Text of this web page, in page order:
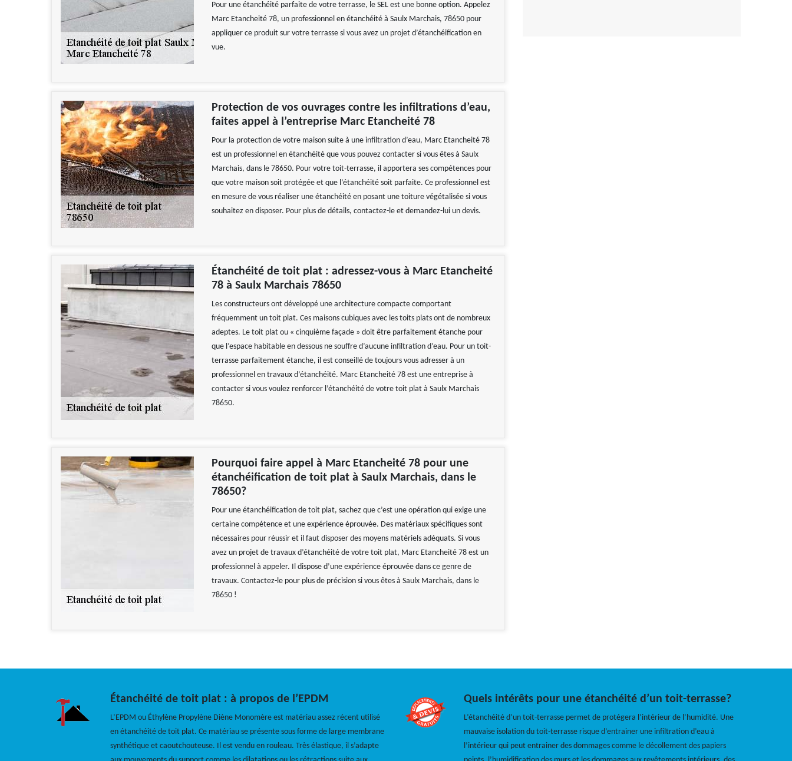
Pour une étanchéité parfaite de votre terrasse, le SEL est une bonne option. Appelez
Marc Etancheité 78, un professionnel en étanchéité à Saulx Marchais, 78650 pour
appliquer ce produit sur votre terrasse si vous avez un projet d’étanchéification en
vue.
Protection de vos ouvrages contre les infiltrations d’eau,
faites appel à l’entreprise Marc Etancheité 78
Pour la protection de votre maison suite à une infiltration d’eau, Marc Etancheité 78
est un professionnel en étanchéité que vous pouvez contacter si vous êtes à Saulx
Marchais, dans le 78650. Pour votre toit-terrasse, il apportera ses compétences pour
que votre maison soit protégée et que l’étanchéité soit parfaite. Ce professionnel est
en mesure de vous réaliser une étanchéité en posant une toiture végétalisée si vous
souhaitez en disposer. Pour plus de détails, contactez-le et demandez-lui un devis.
Étanchéité de toit plat : adressez-vous à Marc Etancheité
78 à Saulx Marchais 78650
Les constructeurs ont développé une architecture compacte comportant
fréquemment un toit plat. Ces maisons cubiques avec les toits plats ont de nombreux
adeptes. Le toit plat ou « cinquième façade » doit être parfaitement étanche pour
que l’espace habitable en dessous ne souffre d’aucune infiltration d’eau. Pour un toit-
terrasse parfaitement étanche, il est conseillé de toujours vous adresser à un
professionnel en travaux d’étanchéité. Marc Etancheité 78 est une entreprise à
contacter si vous voulez renforcer l’étanchéité de votre toit plat à Saulx Marchais
78650.
Pourquoi faire appel à Marc Etancheité 78 pour une
étanchéification de toit plat à Saulx Marchais, dans le
78650?
Pour une étanchéification de toit plat, sachez que c’est une opération qui exige une
certaine compétence et une expérience éprouvée. Des matériaux spécifiques sont
nécessaires pour réussir et il faut disposer des moyens matériels adéquats. Si vous
avez un projet de travaux d’étanchéité de votre toit plat, Marc Etancheité 78 est un
professionnel à appeler. Il dispose d’une expérience éprouvée dans ce genre de
travaux. Contactez-le pour plus de précision si vous êtes à Saulx Marchais, dans le
78650 !
Étanchéité de toit plat : à propos de l’EPDM
L’EPDM ou Éthylène Propylène Diène Monomère est matériau assez récent utilisé
en étanchéité de toit plat. Ce matériau se présente sous forme de large membrane
synthétique et caoutchouteuse. Il est vendu en rouleau. Très élastique, il s’adapte
Quels intérêts pour une étanchéité d’un toit-terrasse?
L’étanchéité d’un toit-terrasse permet de protégera l’intérieur de l’humidité. Une
mauvaise isolation du toit-terrasse risque d’entrainer une infiltration d’eau à
l’intérieur qui peut entrainer des dommages comme le décollement des papiers